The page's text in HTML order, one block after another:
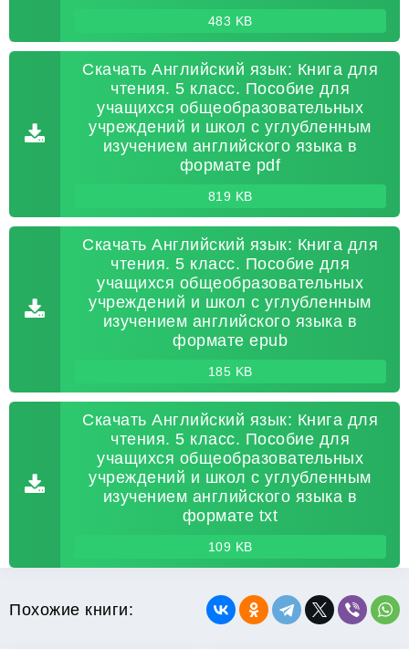
483 KB
Скачать Английский язык: Книга для
чтения. 5 класс. Пособие для
учащихся общеобразовательных
учреждений и школ с углубленным
изучением английского языка в
формате pdf
819 KB
Скачать Английский язык: Книга для
чтения. 5 класс. Пособие для
учащихся общеобразовательных
учреждений и школ с углубленным
изучением английского языка в
формате epub
185 KB
Скачать Английский язык: Книга для
чтения. 5 класс. Пособие для
учащихся общеобразовательных
учреждений и школ с углубленным
изучением английского языка в
формате txt
109 KB
Похожие книги: